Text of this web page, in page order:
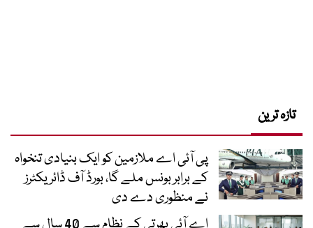
تازہ ترین
پی آئی اے ملازمین کو ایک بنیادی تنخواہ
کے برابر بونس ملے گا، بورڈ آف ڈائریکٹرز
نے منظوری دے دی